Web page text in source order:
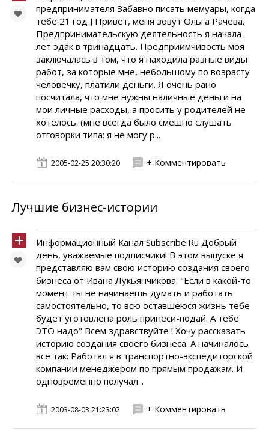
предпринимателя Забавно писать мемуары, когда
тебе 21 год J Привет, меня зовут Ольга Рачева.
Предпринимательскую деятельность я начала
лет эдак в тринадцать. Предприимчивость моя
заключалась в том, что я находила разные виды
работ, за которые мне, небольшому по возрасту
человечку, платили деньги. Я очень рано
посчитала, что мне нужны наличные деньги на
мои личные расходы, а просить у родителей не
хотелось. (мне всегда было смешно слушать
отговорки типа: я не могу р...
2005-02-25 20:30:20 + Комментировать
Лучшие бизнес-истории
Информационный Канал Subscribe.Ru Добрый
день, уважаемые подписчики! В этом выпуске я
представляю вам свою историю создания своего
бизнеса от Ивана Лукьянчикова: "Если в какой-то
момент ты не начинаешь думать и работать
самостоятельно, то всю оставшеюся жизнь тебе
будет уготовлена роль принеси-подай. А тебе
ЭТО надо" Всем здравствуйте ! Хочу рассказать
историю создания своего бизнеса. А начиналось
все так: Работал я в транспортно-экспедиторской
компании менеджером по прямым продажам. И
одновременно получал...
2003-08-03 21:23:02 + Комментировать